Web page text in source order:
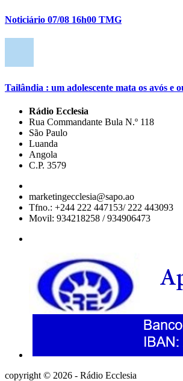
Noticiário 07/08 16h00 TMG
Tailândia : um adolescente mata os avós e
Rádio Ecclesia
Rua Commandante Bula N.º 118
São Paulo
Luanda
Angola
C.P. 3579
marketingecclesia@sapo.ao
Tfno.: +244 222 447153/ 222 443093
Movil: 934218258 / 934906473
copyright © 2026 - Rádio Ecclesia